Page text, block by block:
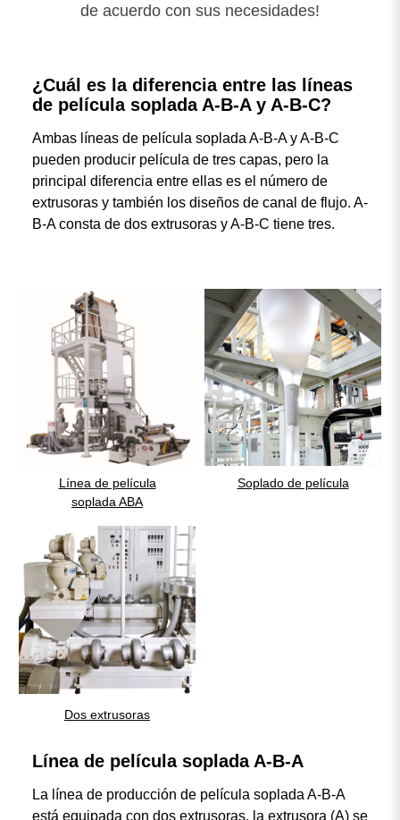
de acuerdo con sus necesidades!
¿Cuál es la diferencia entre las líneas
de película soplada A-B-A y A-B-C?
Ambas líneas de película soplada A-B-A y A-B-C
pueden producir película de tres capas, pero la
principal diferencia entre ellas es el número de
extrusoras y también los diseños de canal de flujo. A-
B-A consta de dos extrusoras y A-B-C tiene tres.
Línea de película
soplada ABA
Soplado de película
Dos extrusoras
Línea de película soplada A-B-A
La línea de producción de película soplada A-B-A
está equipada con dos extrusoras, la extrusora (A) se